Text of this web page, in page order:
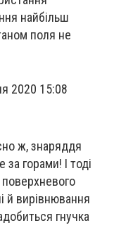
найбільш
поля не
2020 15:08
ж, знаряддя
горами! І тоді
й вирівнювання
гнучка